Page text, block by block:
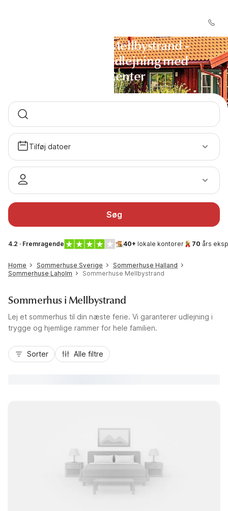
Sommerhus Mellbystrand -
Sommerhusudlejning med
DanCenter
Tilføj datoer
Søg
4.2 · Fremragende 40+ lokale kontorer 70 års
Home Sommerhuse Sverige
Sommerhuse Halland
Sommerhuse Laholm
Sommerhuse Mellbystrand
Sommerhus i Mellbystrand
Lej et sommerhus til din næste ferie. Vi garanterer udlejning i
trygge og hjemlige rammer for hele familien.
Sorter Alle filtre